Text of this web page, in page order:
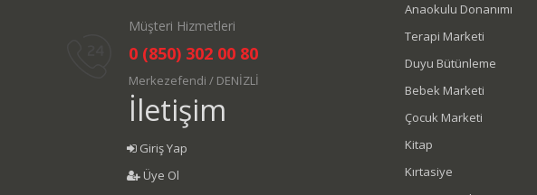
Müşteri Hizmetleri
0 (850) 302 00 80
Merkezefendi / DENİZLİ
İletişim
Giriş Yap
Üye Ol
Anaokulu Donanımı
Terapi Marketi
Duyu Bütünleme
Bebek Marketi
Çocuk Marketi
Kitap
Kırtasiye